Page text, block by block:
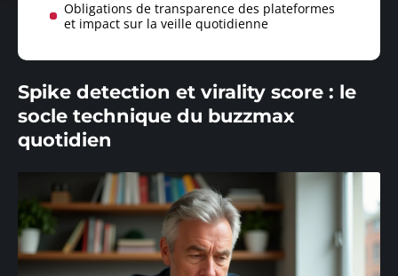
Obligations de transparence des plateformes
et impact sur la veille quotidienne
Spike detection et virality score : le
socle technique du buzzmax
quotidien